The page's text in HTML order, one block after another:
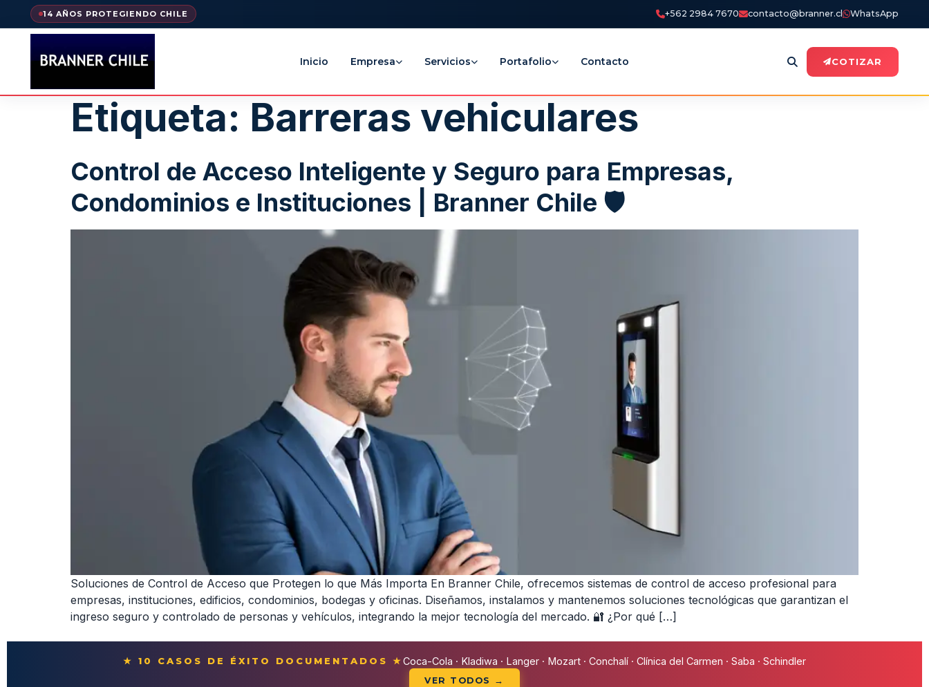
14 AÑOS PROTEGIENDO CHILE +562 2984 7670 contacto@branner.cl WhatsApp
Inicio Empresa Servicios Portafolio Contacto COTIZAR
Etiqueta: Barreras vehiculares
Control de Acceso Inteligente y Seguro para Empresas,
Condominios e Instituciones | Branner Chile 🛡️
Soluciones de Control de Acceso que Protegen lo que Más Importa En Branner Chile, ofrecemos sistemas de control de acceso profesional para
empresas, instituciones, edificios, condominios, bodegas y oficinas. Diseñamos, instalamos y mantenemos soluciones tecnológicas que garantizan el
ingreso seguro y controlado de personas y vehículos, integrando la mejor tecnología del mercado. 🔐 ¿Por qué […]
★ 10 CASOS DE ÉXITO DOCUMENTADOS ★Coca-Cola · Kladiwa · Langer · Mozart · Conchalí · Clínica del Carmen · Saba · Schindler
VER TODOS →